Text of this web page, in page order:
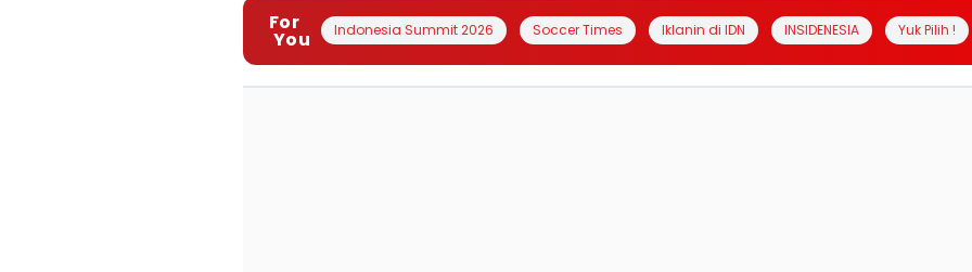
For
You Indonesia Summit 2026 Soccer Times Iklanin di IDN INSIDENESIA Yuk Pilih !